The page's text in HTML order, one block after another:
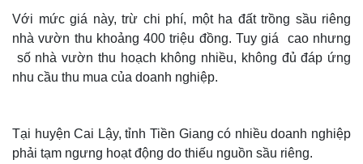
Với mức giá này, trừ chi phí, một ha đất trồng sầu riêng
nhà vườn thu khoảng 400 triệu đồng. Tuy giá cao nhưng
số nhà vườn thu hoạch không nhiều, không đủ đáp ứng
nhu cầu thu mua của doanh nghiệp.
Tại huyện Cai Lậy, tỉnh Tiền Giang có nhiều doanh nghiệp
phải tạm ngưng hoạt động do thiếu nguồn sầu riêng.